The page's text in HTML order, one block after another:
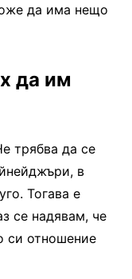
да има нещо
да им
трябва да се
в
Тогава е
се надявам, че
си отношение